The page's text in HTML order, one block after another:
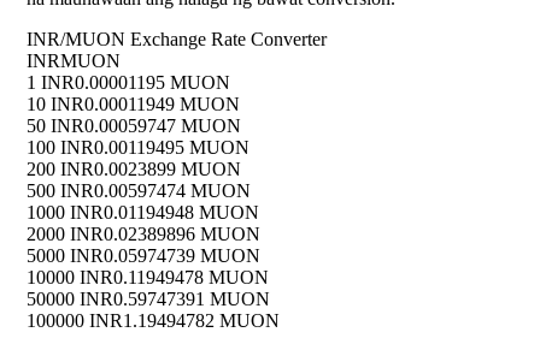
INR/MUON Exchange Rate Converter
INRMUON
1 INR0.00001195 MUON
10 INR0.00011949 MUON
50 INR0.00059747 MUON
100 INR0.00119495 MUON
200 INR0.0023899 MUON
500 INR0.00597474 MUON
1000 INR0.01194948 MUON
2000 INR0.02389896 MUON
5000 INR0.05974739 MUON
10000 INR0.11949478 MUON
50000 INR0.59747391 MUON
100000 INR1.19494782 MUON